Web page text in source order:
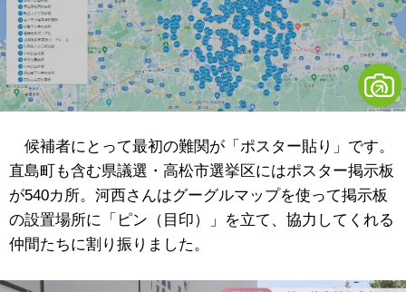
候補者にとって最初の難関が「ポスター貼り」です。
直島町も含む県議選・高松市選挙区にはポスター掲示板
が540カ所。河西さんはグーグルマップを使って掲示板
の設置場所に「ピン（目印）」を立て、協力してくれる
仲間たちに割り振りました。